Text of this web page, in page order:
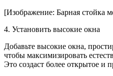
[Изображение: Барная стойка
4. Установить высокие окна
Добавьте высокие окна,
чтобы максимизировать
Это создаст более открытое и